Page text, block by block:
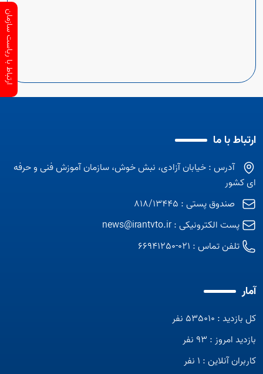
ارتباط با ما
آدرس : خیابان آزادی، نبش خوش، سازمان آموزش فنی و حرفه
ای کشور
صندوق پستی : 818/13445
پست الکترونیکی :news@irantvto.ir
تلفن تماس : 021-66941250
آمار
کل بازدید : 535010 نفر
بازدید امروز : 93 نفر
کاربران آنلاین : 1 نفر
ارتباط با ریاست سازمان